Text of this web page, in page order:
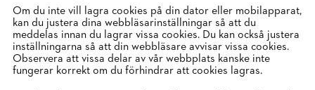
Om du inte vill lagra cookies på din dator eller mobilapparat,
kan du justera dina webbläsarinställningar så att du
meddelas innan du lagrar vissa cookies. Du kan också justera
inställningarna så att din webbläsare avvisar vissa cookies.
Observera att vissa delar av vår webbplats kanske inte
fungerar korrekt om du förhindrar att cookies lagras.